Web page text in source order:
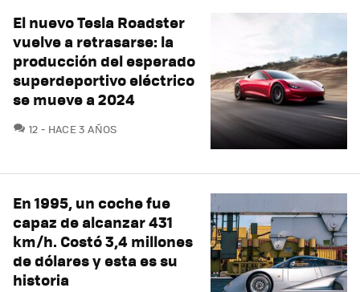
El nuevo Tesla Roadster
vuelve a retrasarse: la
producción del esperado
superdeportivo eléctrico
se mueve a 2024
12 COMENTARIOS
HACE 3 AÑOS
En 1995, un coche fue
capaz de alcanzar 431
km/h. Costó 3,4 millones
de dólares y esta es su
historia